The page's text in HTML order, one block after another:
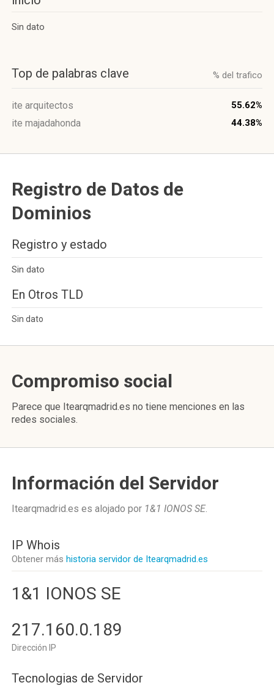
Sin dato
Top de palabras clave % del trafico
ite arquitectos 55.62%
ite majadahonda 44.38%
Registro de Datos de
Dominios
Registro y estado
Sin dato
En Otros TLD
Sin dato
Compromiso social
Parece que Itearqmadrid.es no tiene menciones en las
redes sociales.
Información del Servidor
Itearqmadrid.es es alojado por 1&1 IONOS SE.
IP Whois
Obtener más historia servidor de Itearqmadrid.es
1&1 IONOS SE
217.160.0.189
Dirección IP
Tecnologias de Servidor